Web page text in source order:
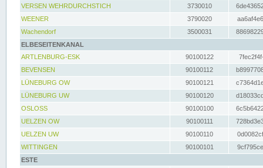
VERSEN WEHRDURCHSTICH
3730010
WEENER
3790020
Wachendorf
3500031
ELBESEITENKANAL
ARTLENBURG-ESK
90100122
BEVENSEN
90100112
LÜNEBURG OW
90100121
LÜNEBURG UW
90100120
OSLOSS
90100100
UELZEN OW
90100111
UELZEN UW
90100110
WITTINGEN
90100101
ESTE